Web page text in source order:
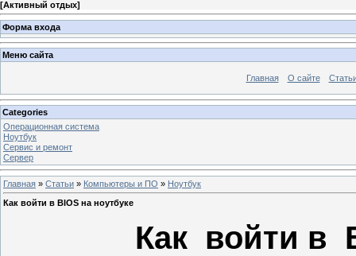
[Активный отдых]
Форма входа
Меню сайта
Главная О сайте
Categories
Операционная система
Ноутбук
Сервис и ремонт
Сервер
Главная » Статьи » Компьютеры и ПО » Ноутбук
Как войти в BIOS на ноутбуке
Как войти в